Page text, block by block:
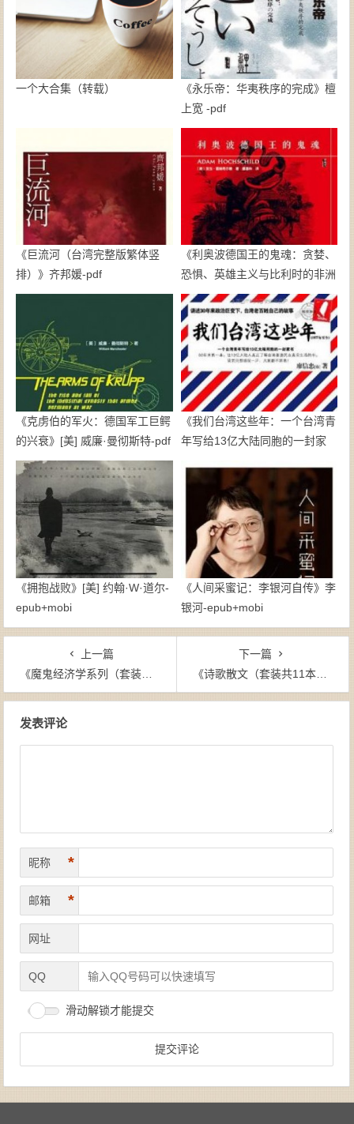
一个大合集（转载）
《永乐帝：华夷秩序的完成》檀
上宽 -pdf
《巨流河（台湾完整版繁体竖
排）》齐邦媛-pdf
《利奥波德国王的鬼魂：贪婪、
恐惧、英雄主义与比利时的非洲
殖民地》亚当·霍赫希尔德-pdf
《克虏伯的军火：德国军工巨鳄
的兴衰》[美] 威廉·曼彻斯特-pdf
《我们台湾这些年：一个台湾青
年写给13亿大陆同胞的一封家
《拥抱战败》[美] 约翰·W·道尔-
epub+mobi
《人间采蜜记：李银河自传》李
银河-epub+mobi
上一篇
《魔鬼经济学系列（套装共4册）》史蒂芬·列维特（作者）-epub+mobi+azw3
下一篇
《诗歌散文（套装共11本）》连德仁 等（作者）-epub+mobi+azw3
发表评论
昵称 *
邮箱 *
网址
QQ
滑动解锁才能提交